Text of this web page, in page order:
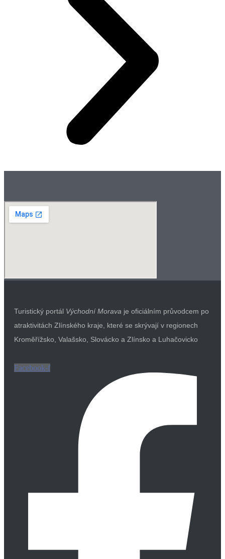
Turistický portál Východní Morava je oficiálním průvodcem po
atraktivitách Zlínského kraje, které se skrývají v regionech
Kroměřížsko, Valašsko, Slovácko a Zlínsko a Luhačovicko
Facebook-f